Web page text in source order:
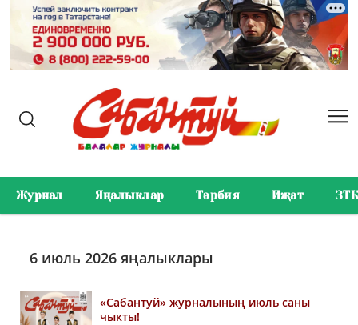
Журнал Яңалыклар Тәрбия Иҗат ЗТК
6 июль 2026 яңалыклары
«Сабантуй» журналының июль саны
чыкты!